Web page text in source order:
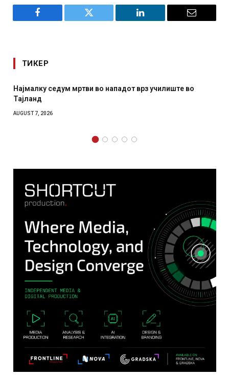
Facebook Twitter LinkedIn Email
ТИКЕР
врз училиште во
СОЗИС: Украинците повеќе